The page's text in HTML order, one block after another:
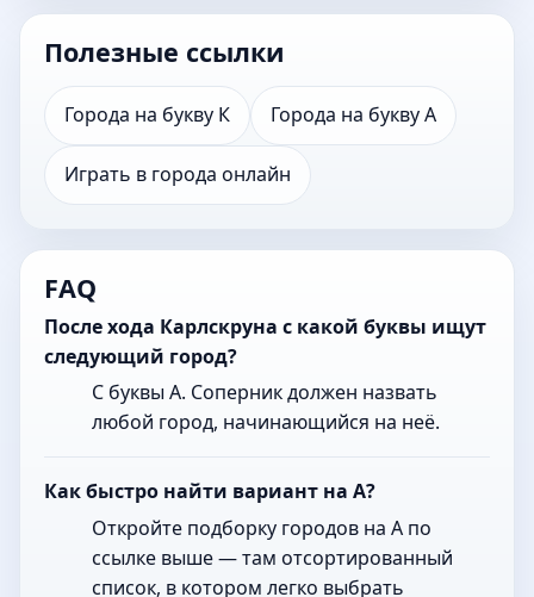
Полезные ссылки
Города на букву К Города на букву А
Играть в города онлайн
FAQ
После хода Карлскруна с какой буквы ищут
следующий город?
С буквы А. Соперник должен назвать
любой город, начинающийся на неё.
Как быстро найти вариант на А?
Откройте подборку городов на А по
ссылке выше — там отсортированный
список, в котором легко выбрать